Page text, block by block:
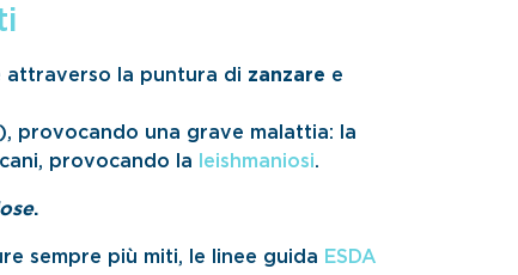
attraverso la puntura di zanzare e
), provocando una grave malattia: la
provocando la leishmaniosi.
.
sempre più miti, le linee guida ESDA